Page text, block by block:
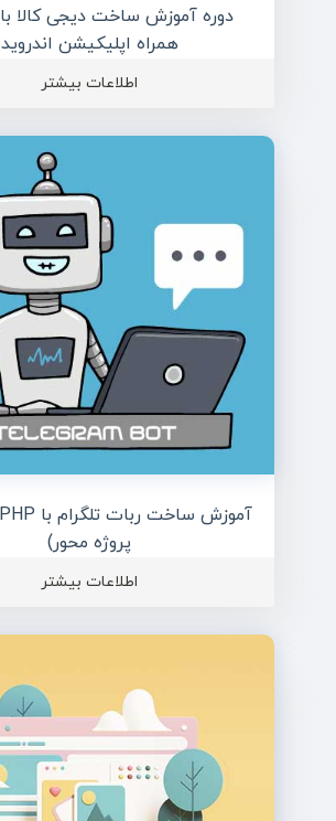
همراه اپلیکیشن اندروید
اطلاعات بیشتر
پروژه محور)
اطلاعات بیشتر